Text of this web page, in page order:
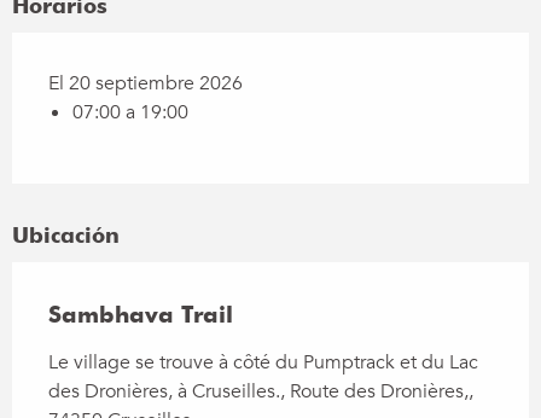
Horarios
El 20 septiembre 2026
07:00 a 19:00
Ubicación
Sambhava Trail
Le village se trouve à côté du Pumptrack et du Lac
des Dronières, à Cruseilles., Route des Dronières,,